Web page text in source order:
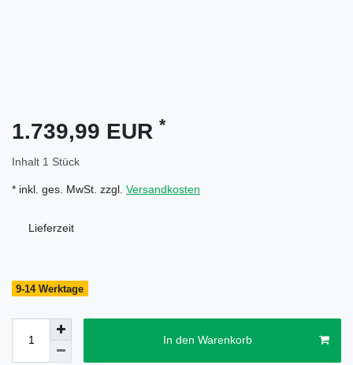
1.739,99 EUR *
Inhalt 1 Stück
* inkl. ges. MwSt. zzgl. Versandkosten
Lieferzeit
9-14 Werktage
In den Warenkorb